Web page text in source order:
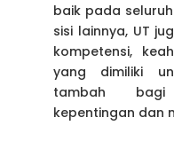
baik pada
sisi lainnya, UT
kompetensi,
yang dimiliki
tambah bagi
kepentingan dan